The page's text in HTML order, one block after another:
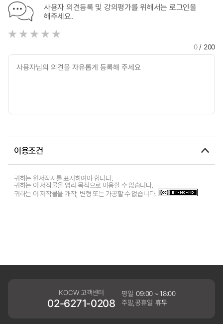
사용자 의견등록 및 강의평가를 위해서는 로그인을
해주세요.
0/ 200
이용조건
귀하는 원저작자를 표시하여야 합니다.
귀하는 이 저작물을 영리 목적으로 이용할 수 없습니다.
귀하는 이 저작물을 개작, 변형 또는 가공할 수 없습니다.
KOCW 고객센터
02-6271-0208
평일 09:00 ~ 18:00
주말,공휴일 휴무